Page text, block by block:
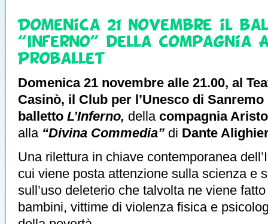
Domenica 21 Novembre il
“Inferno” della Compagnia
Proballet
Domenica 21 novembre alle 21.00, al
Casinò, il Club per l’Unesco di Sanremo
balletto L’Inferno, della compagnia
alla“Divina Commedia” di Dante
Una rilettura in chiave contemporanea
cui viene posta attenzione sulla scienza e
sull’uso deleterio che talvolta ne viene
bambini, vittime di violenza fisica e